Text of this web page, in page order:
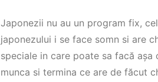
Japonezii nu au un program fix,
japonezului i se face somn si are
speciale in care poate sa facă
munca si termina ce are de făcut